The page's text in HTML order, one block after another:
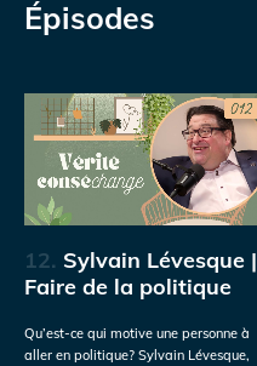
Épisodes
12. Sylvain Lévesque |
Faire de la politique
Qu’est-ce qui motive une personne à
aller en politique? Sylvain Lévesque,